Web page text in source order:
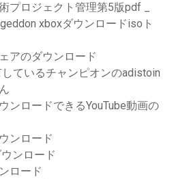
プロジェクト管理第5版pdf _
xboxダウンロードisoト
アのダウンロード
ているチャンピオンのadistoin
ンロードできるYouTube動画の
ンロード
ンロード
ロード